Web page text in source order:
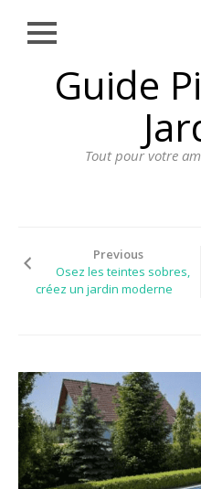
Guide
Tout pour votre
Close
AMÉNAGEMENT
EXTÉRIEUR
PLANTATIONS
REVÊTEMENT
DOSSIER
JARDIN
CONSEILS ET
ASTUCES
Previous
Osez les teintes sobres,
créez un jardin moderne